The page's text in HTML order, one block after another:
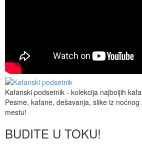
Kafanski podsetnik - kolekcija najboljih
Pesme, kafane, dešavanja, slike iz
mestu!
BUDITE U TOKU!